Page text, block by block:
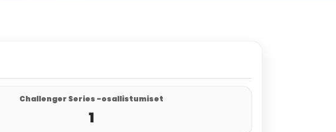
Challenger Series -osallistumiset
1